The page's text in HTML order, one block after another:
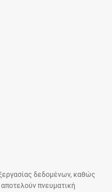
δεδομένων, καθώς
πνευματική